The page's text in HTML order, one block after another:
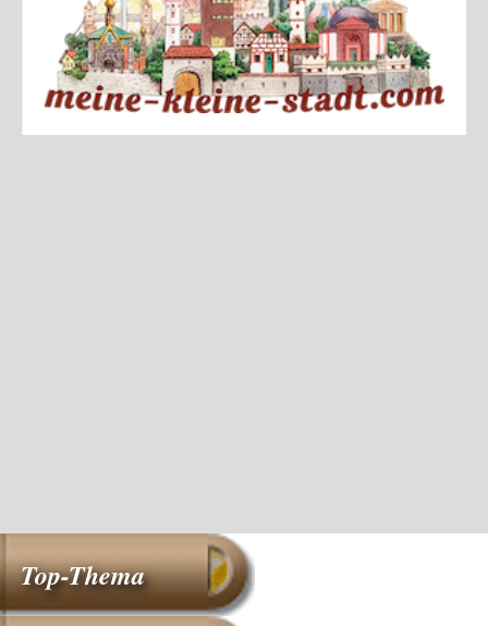
Top-Thema